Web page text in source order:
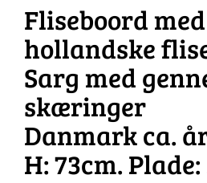
Fliseboord med
hollandske
Sarg med
skæringer
Danmark ca.
H: 73cm.